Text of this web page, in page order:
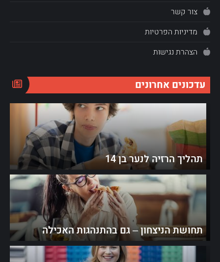
צור קשר
מדיניות הפרטיות
הצהרת נגישות
עדכונים אחרונים
תהליך הרזיה לנער בן 14
תחושת הניצחון – גם בהתנהגות האכילה